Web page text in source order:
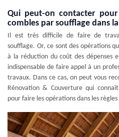
Qui peut-on contacter
combles par soufflage dans
Il est très difficile de faire de
soufflage. Or, ce sont des opérations
à la réduction du coût des dépenses
indispensable de faire appel à un
travaux. Dans ce cas, on peut vous
Rénovation & Couverture qui
pour faire les opérations dans les